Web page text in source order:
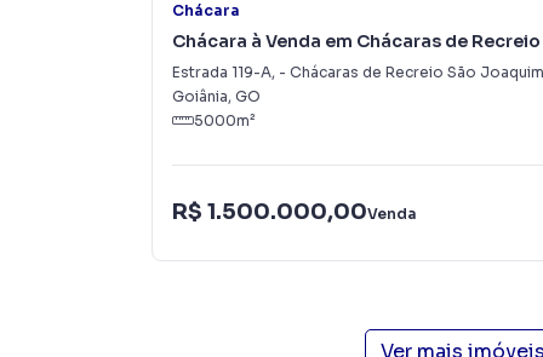
muito mais rápido do que em imobiliárias
Aparecida de Goiânia, especialmente em
marketing digital focada em produzir
ou alugar seu imóvel mais rápido. Contamos
Chácara
Chácara à Venda em Chácaras de
Estrada 119-A, - Chácaras de Recreio São Joaquim
Goiânia, GO
5000m²
R$ 1.500.000,00Venda
Ver mais